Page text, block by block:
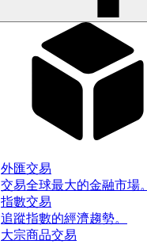
外匯交易
交易全球最大的金融市場。
指數交易
追蹤指數的經濟趨勢。
大宗商品交易